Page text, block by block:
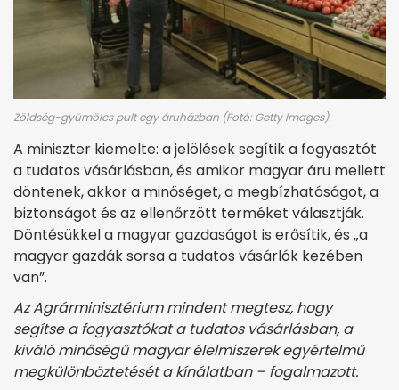
Zöldség-gyümölcs pult egy áruházban (Fotó: Getty Images).
A miniszter kiemelte: a jelölések segítik a fogyasztót
a tudatos vásárlásban, és amikor magyar áru mellett
döntenek, akkor a minőséget, a megbízhatóságot, a
biztonságot és az ellenőrzött terméket választják.
Döntésükkel a magyar gazdaságot is erősítik, és „a
magyar gazdák sorsa a tudatos vásárlók kezében
van”.
Az Agrárminisztérium mindent megtesz, hogy
segítse a fogyasztókat a tudatos vásárlásban, a
kiváló minőségű magyar élelmiszerek egyértelmű
megkülönböztetését a kínálatban – fogalmazott.